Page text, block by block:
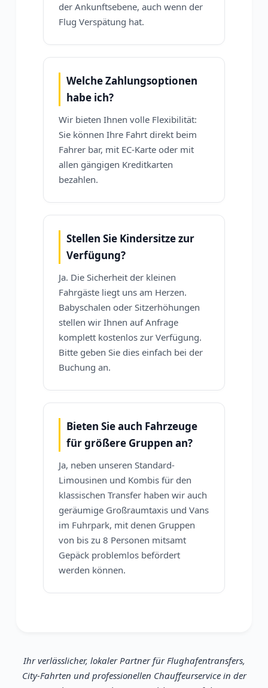
der Ankunftsebene, auch wenn der
Flug Verspätung hat.
Welche Zahlungsoptionen
habe ich?
Wir bieten Ihnen volle Flexibilität:
Sie können Ihre Fahrt direkt beim
Fahrer bar, mit EC-Karte oder mit
allen gängigen Kreditkarten
bezahlen.
Stellen Sie Kindersitze zur
Verfügung?
Ja. Die Sicherheit der kleinen
Fahrgäste liegt uns am Herzen.
Babyschalen oder Sitzerhöhungen
stellen wir Ihnen auf Anfrage
komplett kostenlos zur Verfügung.
Bitte geben Sie dies einfach bei der
Buchung an.
Bieten Sie auch Fahrzeuge
für größere Gruppen an?
Ja, neben unseren Standard-
Limousinen und Kombis für den
klassischen Transfer haben wir auch
geräumige Großraumtaxis und Vans
im Fuhrpark, mit denen Gruppen
von bis zu 8 Personen mitsamt
Gepäck problemlos befördert
werden können.
Ihr verlässlicher, lokaler Partner für Flughafentransfers,
City-Fahrten und professionellen Chauffeurservice in der